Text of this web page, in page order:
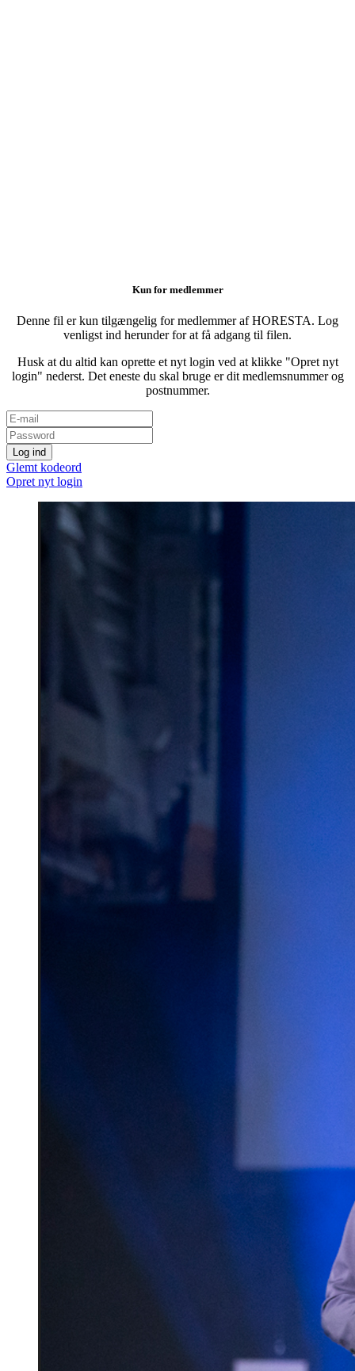
Kun for medlemmer
Denne fil er kun tilgængelig for medlemmer af HORESTA. Log
venligst ind herunder for at få adgang til filen.
Husk at du altid kan oprette et nyt login ved at klikke "Opret nyt
login" nederst. Det eneste du skal bruge er dit medlemsnummer og
postnummer.
Glemt kodeord
Opret nyt login